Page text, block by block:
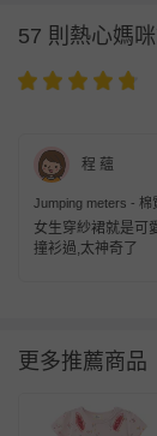
57 則熱心媽
程 蘊
Jumping meters - 棉
裝-獨角獸精靈-藍紫
女生穿紗裙就是可
撞衫過,太神奇了
更多推薦商品